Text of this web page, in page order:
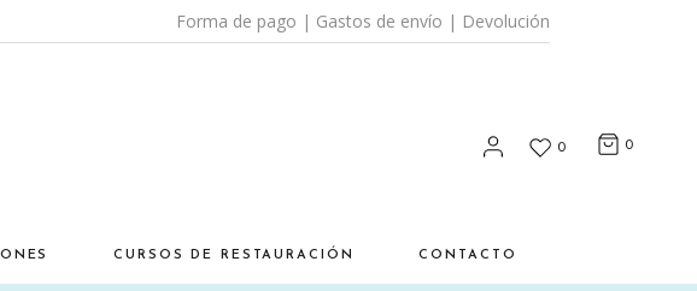
Forma de pago | Gastos de envío | Devolución
0 0
CURSOS DE RESTAURACIÓN CONTACTO